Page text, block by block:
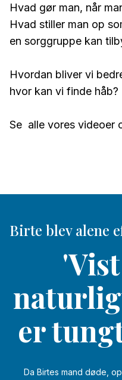
Hvad gør man, når
Hvad stiller man op
en sorggruppe kan
Hvordan bliver vi
hvor kan vi finde håb?
Se alle vores videoer
Birte blev alene
er
Da Birtes mand døde,